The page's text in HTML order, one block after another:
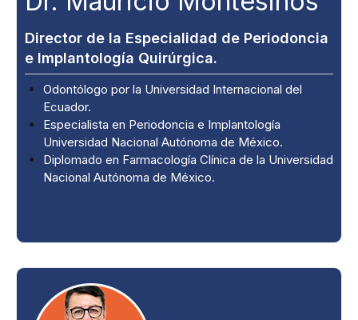
Director de la Especialidad de Periodoncia
e Implantología Quirúrgica.
Odontólogo por la Universidad Internacional del
Ecuador.
Especialista en Periodoncia e Implantología
Universidad Nacional Autónoma de México.
Diplomado en Farmacología Clínica de la Universidad
Nacional Autónoma de México.